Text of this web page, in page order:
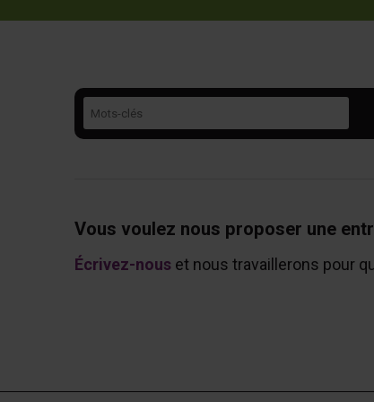
Vous voulez nous proposer une
Écrivez-nouset nous travaillerons pour